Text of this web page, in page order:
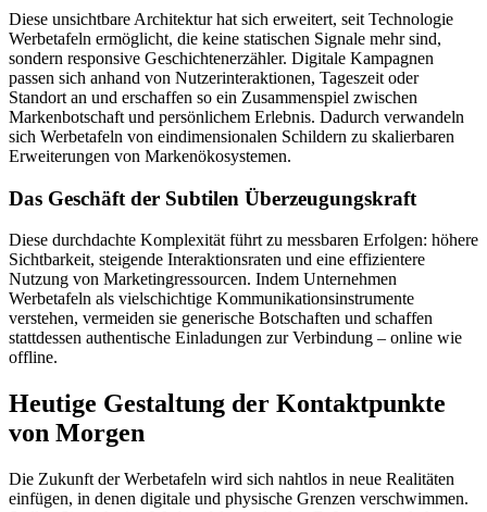
Diese unsichtbare Architektur hat sich erweitert, seit Technologie
Werbetafeln ermöglicht, die keine statischen Signale mehr sind,
sondern responsive Geschichtenerzähler. Digitale Kampagnen
passen sich anhand von Nutzerinteraktionen, Tageszeit oder
Standort an und erschaffen so ein Zusammenspiel zwischen
Markenbotschaft und persönlichem Erlebnis. Dadurch verwandeln
sich Werbetafeln von eindimensionalen Schildern zu skalierbaren
Erweiterungen von Markenökosystemen.
Das Geschäft der Subtilen Überzeugungskraft
Diese durchdachte Komplexität führt zu messbaren Erfolgen: höhere
Sichtbarkeit, steigende Interaktionsraten und eine effizientere
Nutzung von Marketingressourcen. Indem Unternehmen
Werbetafeln als vielschichtige Kommunikationsinstrumente
verstehen, vermeiden sie generische Botschaften und schaffen
stattdessen authentische Einladungen zur Verbindung – online wie
offline.
Heutige Gestaltung der Kontaktpunkte
von Morgen
Die Zukunft der Werbetafeln wird sich nahtlos in neue Realitäten
einfügen, in denen digitale und physische Grenzen verschwimmen.